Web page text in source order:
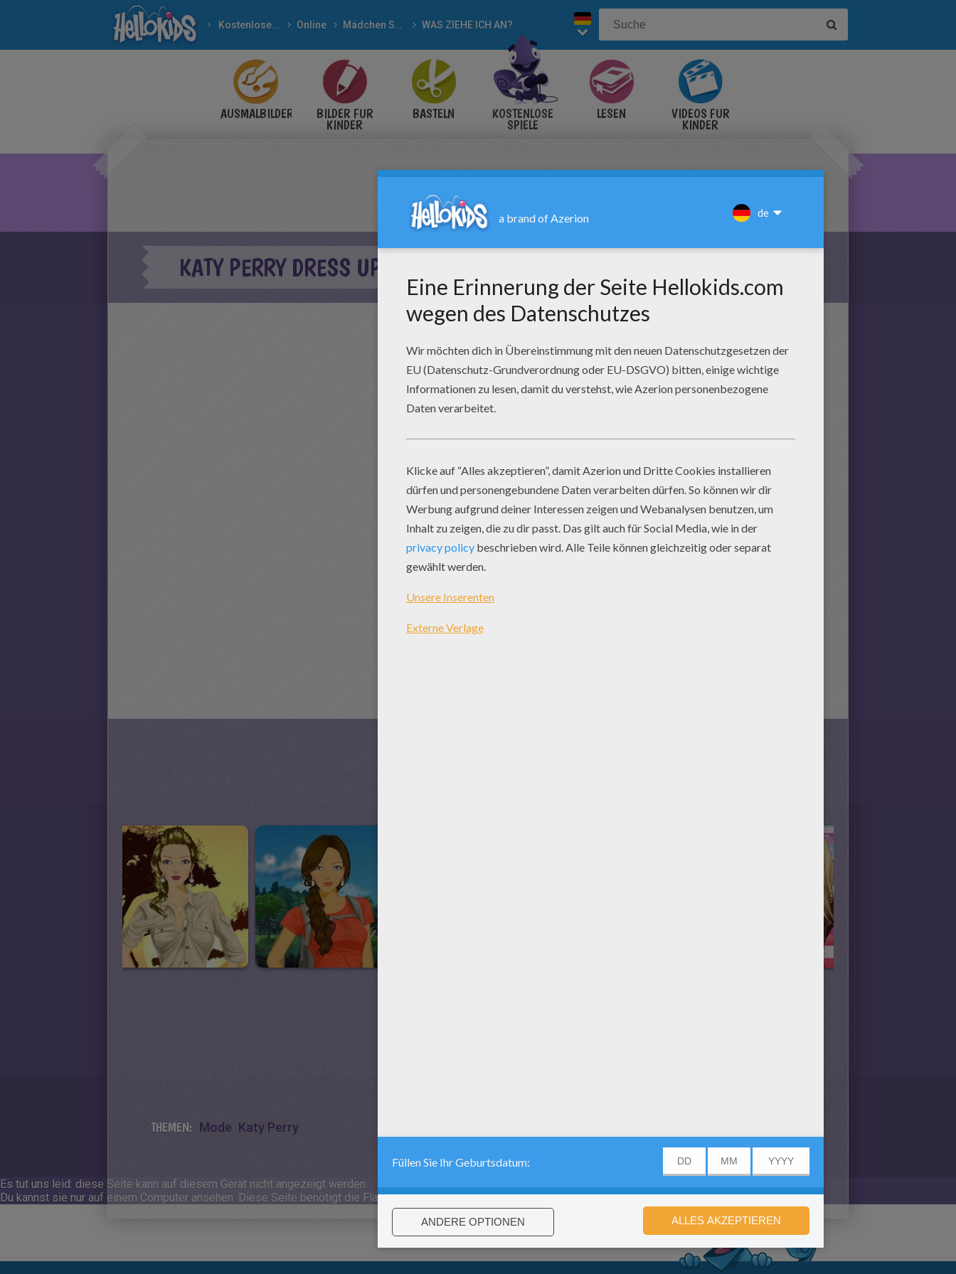
Kostenlose Spiele Online Mädchen Spiele WAS ZIEHE ICH AN?
AUSMALBILDER BILDER FÜR
KINDER
BASTELN KOSTENLOSE
SPIELE
LESEN VIDEOS FÜR
KINDER
KATY PERRY DRESS UP GAME
THEMEN: Mode Katy Perry
Es tut uns leid: diese Seite kann auf diesem Gerät nicht angezeigt werden.
Du kannst sie nur auf einem Computer ansehen. Diese Seite benötigt die Flashtechnologie, die für Handies und Tablets nicht verfügbar ist.